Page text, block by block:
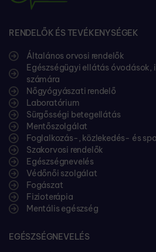
RENDELŐK ÉS TEVÉKENYSÉGEK
Általános orvosi rendelők
Egészségügyi ellátás óvodások,
számára
Nőgyógyászati rendelő
Laboratórium
Sürgősségi betegellátás
Mentőszolgálat
Foglalkozás-, közlekedés- és
Szakorvosi rendelők
Egészségnevelés
Védőnői szolgálat
Fogászat
Fizioterápia
Mentális egészség
EGÉSZSÉGNEVELÉS